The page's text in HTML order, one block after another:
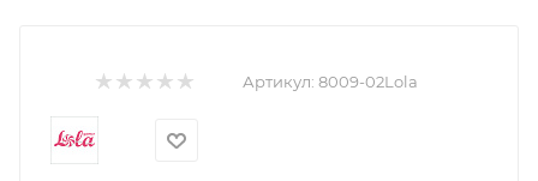
Артикул: 8009-02Lola